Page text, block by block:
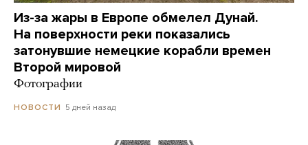
Из-за жары в Европе обмелел Дунай.
На поверхности реки показались
затонувшие немецкие корабли времен
Второй мировой
Фотографии
НОВОСТИ 5 дней назад